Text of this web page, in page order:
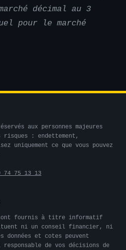
décimal au 3
pour le marché
aux personnes majeures
risques : endettement,
uniquement ce que vous pouvez
75 13 13
fournis à titre informatif
ni un conseil financier, ni
données et cotes peuvent
de vos décisions de